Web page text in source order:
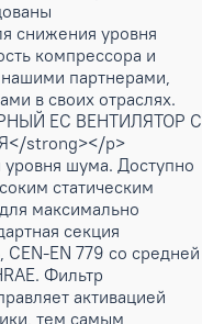
снижения уровня
компрессора и
нашими партнерами,
в своих отраслях.
ЕС ВЕНТИЛЯТОР С
strong></p>
шума. Доступно
статическим
максимально
секция
EN 779 со средней
Фильтр
активацией
тем самым